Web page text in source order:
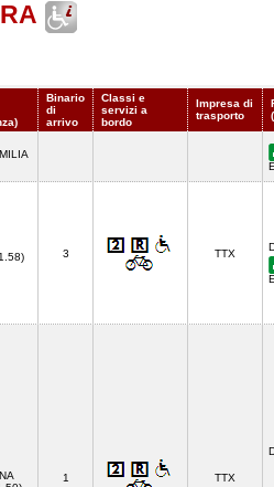
Binario
di
arrivo
Classi e
servizi a
bordo
Impresa di
trasporto
3 TTX
1 TTX